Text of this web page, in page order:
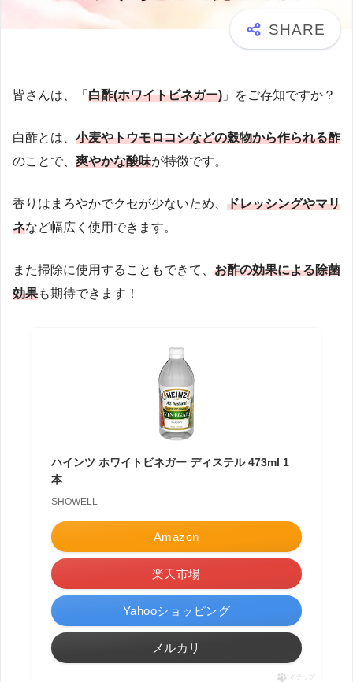
皆さんは、「 白酢(ホワイトビネガー) 」をご存知ですか？
白酢とは、 小麦やトウモロコシなどの穀物から作られる酢
のことで、 爽やかな酸味が特徴です。
香りはまろやかでクセが少ないため、 ドレッシングやマリ
ネなど幅広く使用できます。
また掃除に使用することもできて、 お酢の効果による除菌
効果も期待できます！
ハインツ ホワイトビネガー ディステル 473ml 1
本
SHOWELL
Amazon
楽天市場
Yahooショッピング
メルカリ
ポチップ